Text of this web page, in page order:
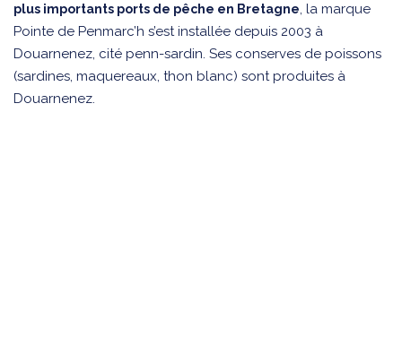
plus importants ports de pêche en Bretagne, la marque
Pointe de Penmarc’h s’est installée depuis 2003 à
Douarnenez, cité penn-sardin. Ses conserves de poissons
(sardines, maquereaux, thon blanc) sont produites à
Douarnenez.